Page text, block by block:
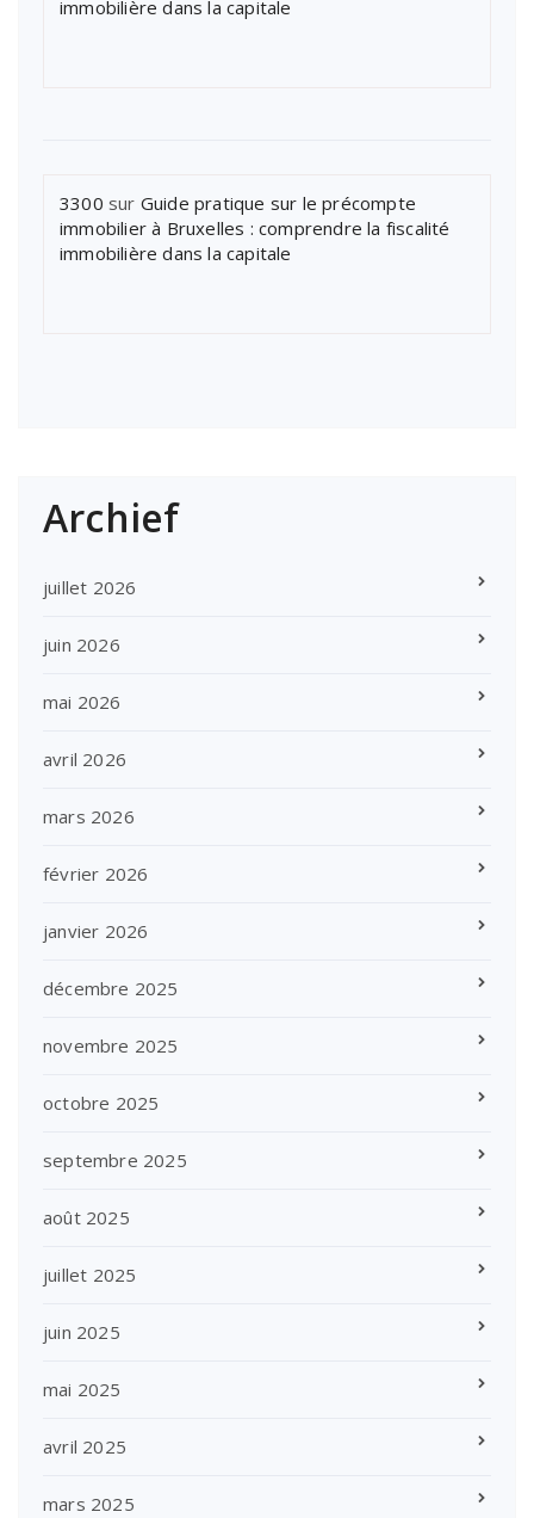
immobilière dans la capitale
3300 sur Guide pratique sur le précompte
immobilier à Bruxelles : comprendre la fiscalité
immobilière dans la capitale
Archief
juillet 2026
juin 2026
mai 2026
avril 2026
mars 2026
février 2026
janvier 2026
décembre 2025
novembre 2025
octobre 2025
septembre 2025
août 2025
juillet 2025
juin 2025
mai 2025
avril 2025
mars 2025